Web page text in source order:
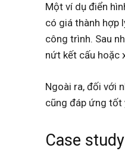
Một ví dụ điển
có giá thành hợp
công trình. Sau
nứt kết cấu hoặc
Ngoài ra, đối với
cũng đáp ứng tốt
Case